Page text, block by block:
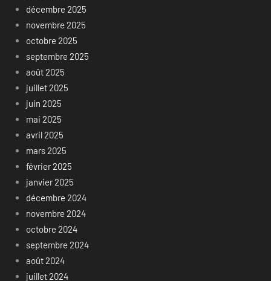
décembre 2025
novembre 2025
octobre 2025
septembre 2025
août 2025
juillet 2025
juin 2025
mai 2025
avril 2025
mars 2025
février 2025
janvier 2025
décembre 2024
novembre 2024
octobre 2024
septembre 2024
août 2024
juillet 2024